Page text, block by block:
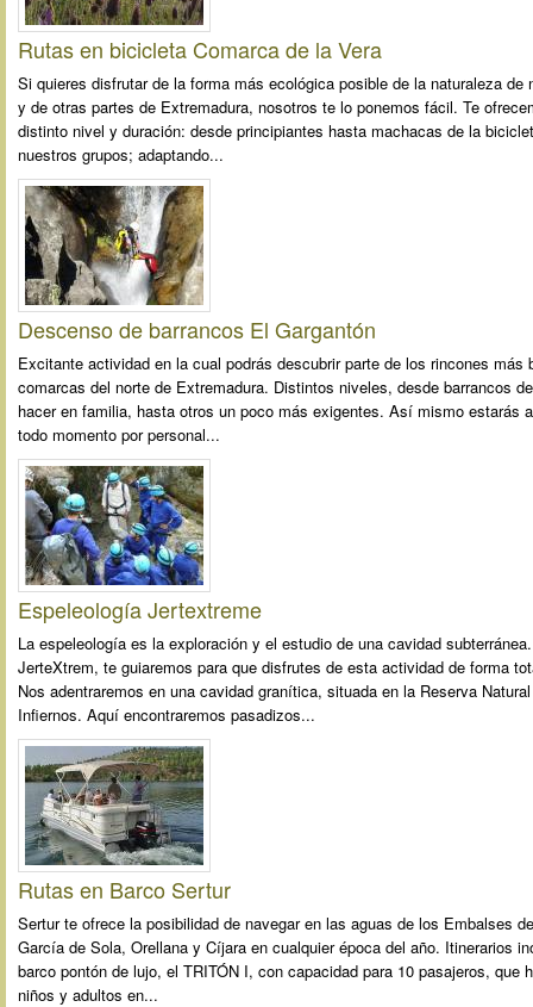
Rutas en bicicleta Comarca de la Vera
Si quieres disfrutar de la forma más ecológica posible de la naturaleza de
y de otras partes de Extremadura, nosotros te lo ponemos fácil. Te
distinto nivel y duración: desde principiantes hasta machacas de la
nuestros grupos; adaptando...
Descenso de barrancos El Gargantón
Excitante actividad en la cual podrás descubrir parte de los rincones más
comarcas del norte de Extremadura. Distintos niveles, desde barrancos
hacer en familia, hasta otros un poco más exigentes. Así mismo estarás
todo momento por personal...
Espeleología Jertextreme
La espeleología es la exploración y el estudio de una cavidad
JerteXtrem, te guiaremos para que disfrutes de esta actividad de forma
Nos adentraremos en una cavidad granítica, situada en la Reserva
Infiernos. Aquí encontraremos pasadizos...
Rutas en Barco Sertur
Sertur te ofrece la posibilidad de navegar en las aguas de los Embalses
García de Sola, Orellana y Cíjara en cualquier época del año. Itinerarios
barco pontón de lujo, el TRITÓN I, con capacidad para 10 pasajeros, que
niños y adultos en...